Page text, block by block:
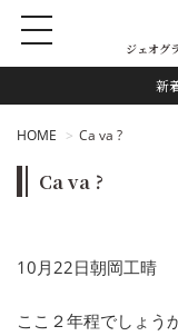
新
ジェオグ
HOME Ca va ?
Ca va ?
10月22日朝岡工晴
ここ２年程でしょうか